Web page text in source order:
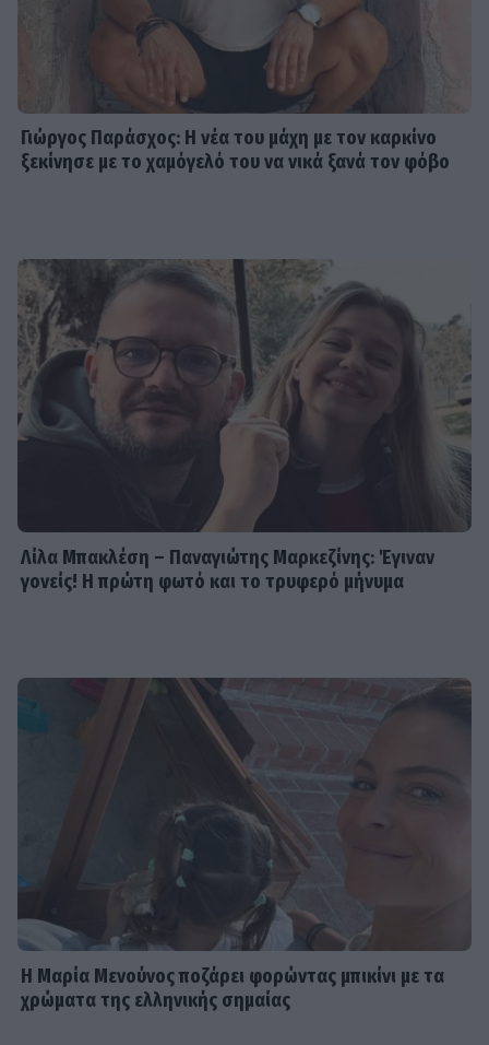
Γιώργος Παράσχος: Η νέα του μάχη με τον καρκίνο
ξεκίνησε με το χαμόγελό του να νικά ξανά τον φόβο
Λίλα Μπακλέση – Παναγιώτης Μαρκεζίνης: Έγιναν
γονείς! Η πρώτη φωτό και το τρυφερό μήνυμα
Η Μαρία Μενούνος ποζάρει φορώντας μπικίνι με τα
χρώματα της ελληνικής σημαίας